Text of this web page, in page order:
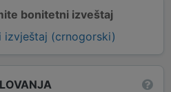
bonitetni izveštaj
izvještaj (crnogorski)